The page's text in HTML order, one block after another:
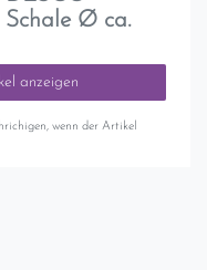
Schale Ø ca.
anzeigen
wenn der Artikel